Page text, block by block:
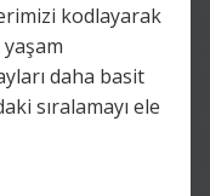
kodlayarak
daha basit
sıralamayı ele